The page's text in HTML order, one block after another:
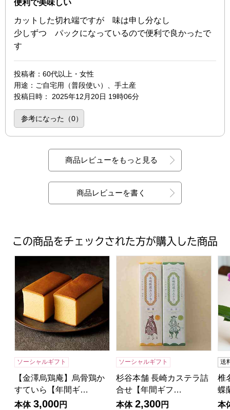
便利で美味しい
カットした切れ端ですが 味は申し分なし
少しずつ パックになっているので便利で良かったで
す
投稿者 ：60代以上・女性
用途 ：ご自宅用（普段使い）、手土産
投稿日時 ： 2025年12月20日 19時06分
参考になった（0）
商品レビューをもっと見る
商品レビューを書く
この商品をチェックされた方が購入した商品
【金澤烏鶏庵】烏骨鶏かすていら【年間ギフト】
ソーシャルギフト
【金澤烏鶏庵】烏骨鶏か
すていら【年間ギ…
本体 3,000円
杉谷本舗 長崎カステラ詰合せ
ソーシャルギフト
杉谷本舗 長崎カステラ詰
合せ【年間ギフ…
本体 2,300円
送
椎
蝶
本